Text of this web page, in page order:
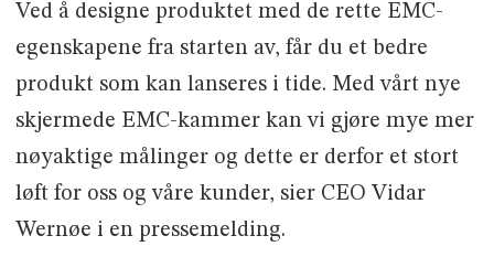
Ved å designe produktet med de rette EMC-
egenskapene fra starten av, får du et bedre
produkt som kan lanseres i tide. Med vårt nye
skjermede EMC-kammer kan vi gjøre mye mer
nøyaktige målinger og dette er derfor et stort
løft for oss og våre kunder, sier CEO Vidar
Wernøe i en pressemelding.